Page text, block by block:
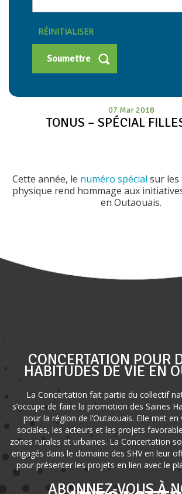
RÉINITIALISER
07 Mar 2018
TONUS – SPÉCIAL
Cette année, le numéro spécial sur les
physique rend hommage aux
en Outaouais.
CONCERTATION POUR
HABITUDES DE VIE EN
La Concertation fait partie du collectif
s’occupe de faire la promotion des Saines
pour la région de l’Outaouais. Elle met
sociales, les acteurs et les projets
zones rurales et urbaines. La Concertation
engagés dans le domaine des SHV en leur
pour présenter les projets en lien avec le
ABONNEZ-VOUS À